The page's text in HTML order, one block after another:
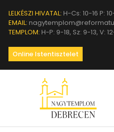
LELKÉSZI HIVATAL: H-Cs: 10-16 P:
EMAIL:
TEMPLOM: H-P: 9-18, Sz: 9-13, V:
Online Istentisztelet